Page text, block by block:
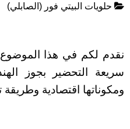
حلويات البيتي فور (الصابلي)
نقدم لكم في هذا
سريعة التحضير بجوز
ومكوناتها اقتصادية